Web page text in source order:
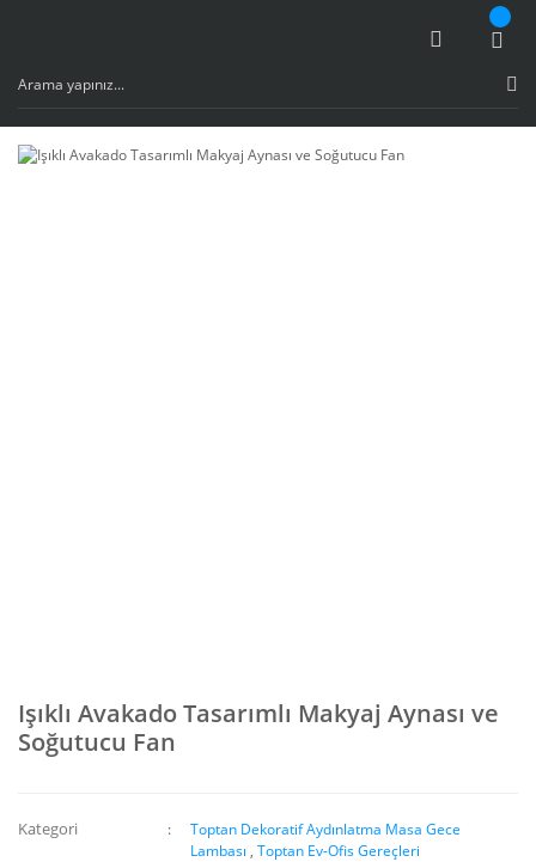
Işıklı Avakado Tasarımlı Makyaj Aynası ve
Soğutucu Fan
Kategori
Toptan Dekoratif Aydınlatma Masa Gece
Lambası ,Toptan Ev-Ofis Gereçleri